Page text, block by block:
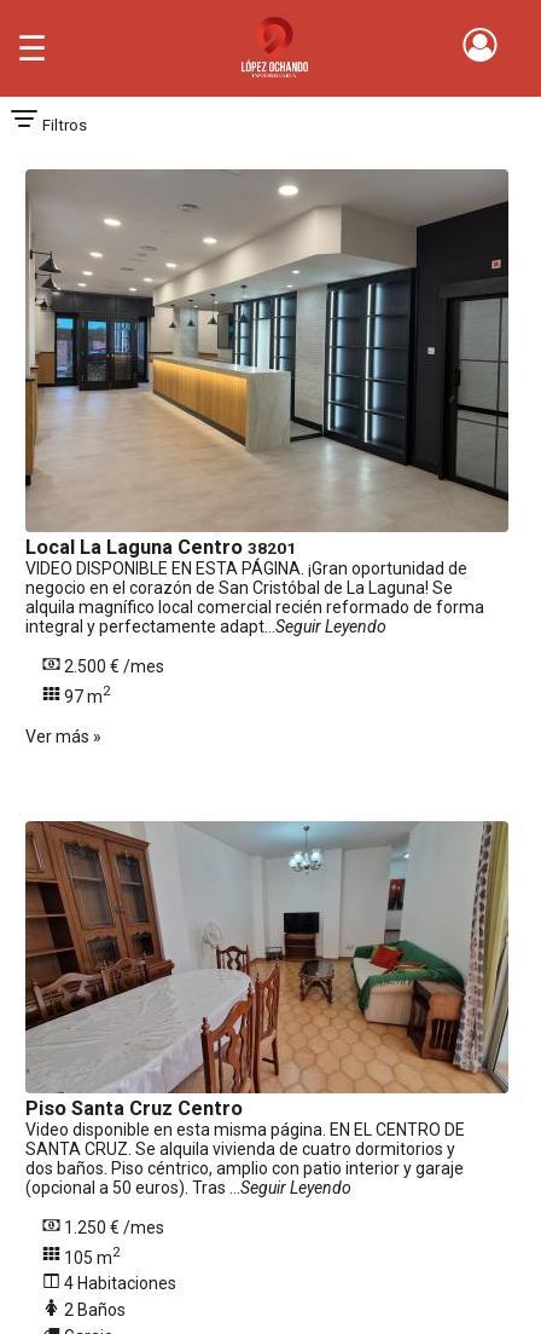
☰
Filtros
Local La Laguna Centro 38201
VIDEO DISPONIBLE EN ESTA PÁGINA. ¡Gran oportunidad de
negocio en el corazón de San Cristóbal de La Laguna! Se
alquila magnífico local comercial recién reformado de forma
integral y perfectamente adapt... Seguir Leyendo
2.500 € /mes
97 m2
Ver más »
Piso Santa Cruz Centro
Video disponible en esta misma página. EN EL CENTRO DE
SANTA CRUZ. Se alquila vivienda de cuatro dormitorios y
dos baños. Piso céntrico, amplio con patio interior y garaje
(opcional a 50 euros). Tras ... Seguir Leyendo
1.250 € /mes
105 m2
4 Habitaciones
2 Baños